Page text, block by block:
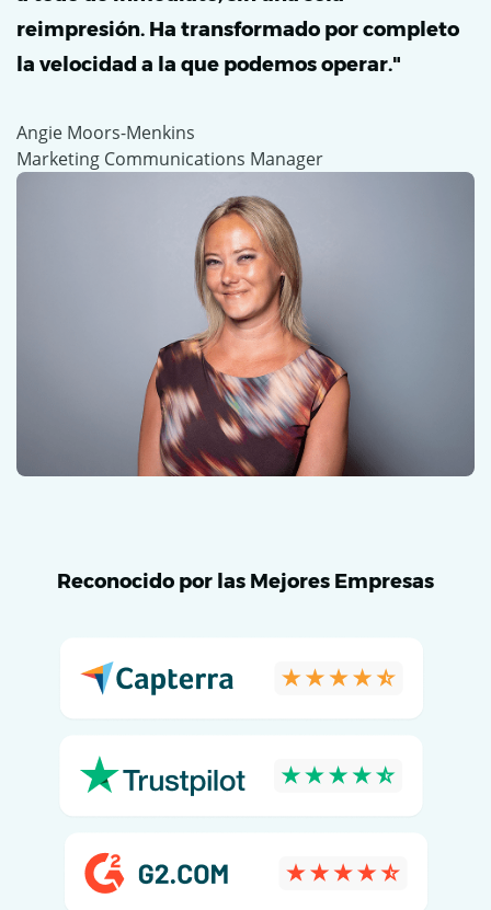
reimpresión. Ha transformado por completo
la velocidad a la que podemos operar."
Angie Moors-Menkins
Marketing Communications Manager
Reconocido por las Mejores Empresas